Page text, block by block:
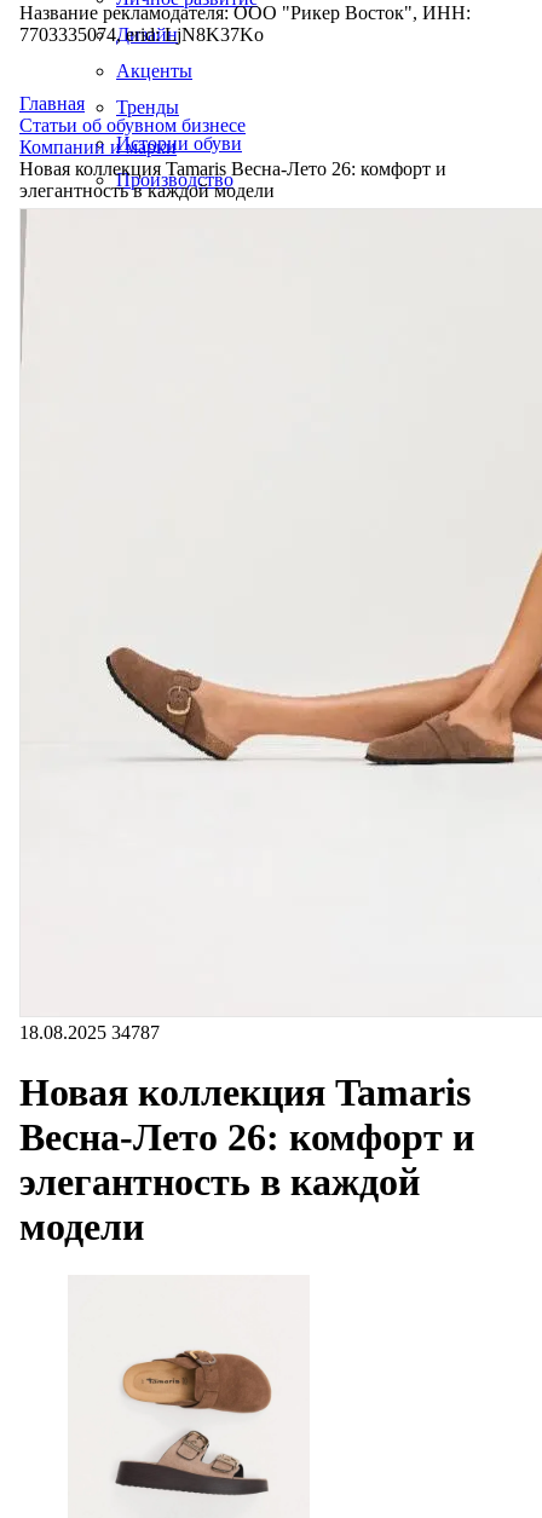
Дизайн
Акценты
Тренды
Истории обуви
Производство
Название рекламодателя: ООО "Рикер Восток", ИНН:
7703335074, erid: LjN8K37Ko
Главная
Статьи об обувном бизнесе
Компании и марки
Новая коллекция Tamaris Весна-Лето 26: комфорт и
элегантность в каждой модели
18.08.2025 34787
Новая коллекция Tamaris
Весна-Лето 26: комфорт и
элегантность в каждой
модели